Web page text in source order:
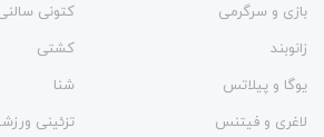
بازی و سرگرمی
کتونی
زانوبند
کشتی
یوگا و پیلاتس
شنا
لاغری و فیتنس
تزئینی